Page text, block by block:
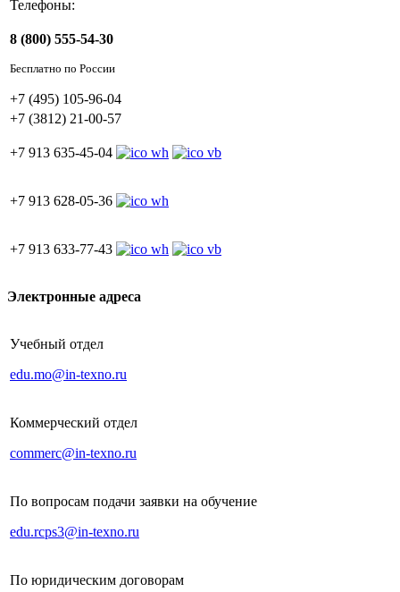
Телефоны:
8 (800) 555-54-30
Бесплатно по России
+7 (495) 105-96-04
+7 (3812) 21-00-57
+7 913 635-45-04
+7 913 628-05-36
+7 913 633-77-43
Электронные адреса
Учебный отдел
edu.mo@in-texno.ru
Коммерческий отдел
commerc@in-texno.ru
По вопросам подачи заявки на обучение
edu.rcps3@in-texno.ru
По юридическим договорам